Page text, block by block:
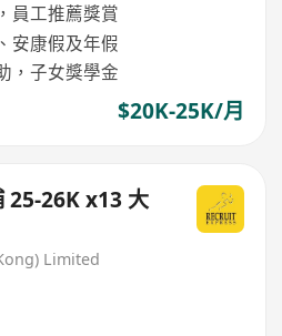
員工推薦獎賞
安康假及年假
，子女獎學金
$20K-25K/月
26K x13 大
Limited